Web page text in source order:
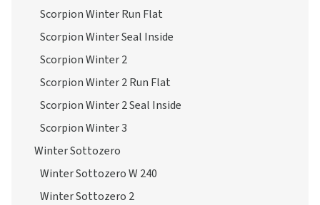
Scorpion Winter Run Flat
Scorpion Winter Seal Inside
Scorpion Winter 2
Scorpion Winter 2 Run Flat
Scorpion Winter 2 Seal Inside
Scorpion Winter 3
Winter Sottozero
Winter Sottozero W 240
Winter Sottozero 2